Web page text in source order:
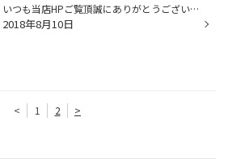
いつも当店HPご覧頂誠にありがとうございます。 タイヤ館一宮バイパス店です。 いよいよ明日から、お盆休み！！ 当店はお盆期間中も 定休日・毎週水曜日を除いて 営業しています！！ 8/12までは 残すところ週末のみ 本日も朝から、オイル交換・バッテリー交換ありがとうございます！ この暑さで バ...
2018年8月10日
< 1 2 >